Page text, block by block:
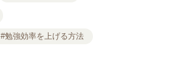
#勉強効率を上げる方法